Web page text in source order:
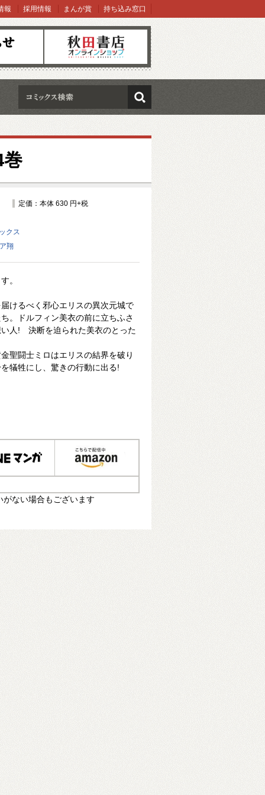
オンラインショップ
報 採用情報 まんが賞 持ち込み窓口
検索
定価：本体 630 円+税
クス
翔
。
けるべく邪心エリスの異次元城で
。ドルフィン美衣の前に立ちふさ
人! 決断を迫られた美衣のとった
聖闘士ミロはエリスの結界を破り
犠牲にし、驚きの行動に出る!
ない場合もございます